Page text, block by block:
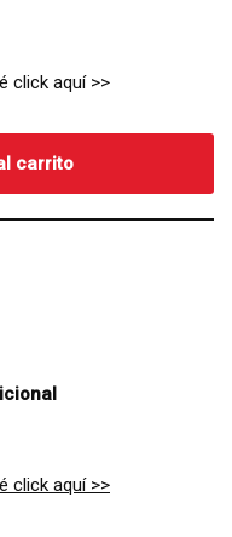
click aquí >>
carrito
click aquí >>